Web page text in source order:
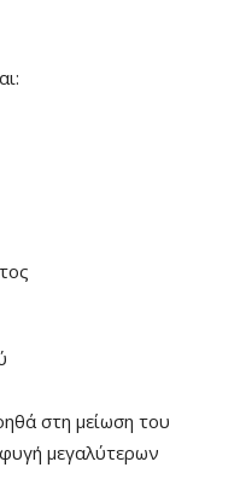
στη μείωση του
μεγαλύτερων